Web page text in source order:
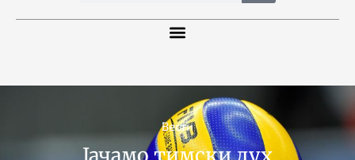
Вести